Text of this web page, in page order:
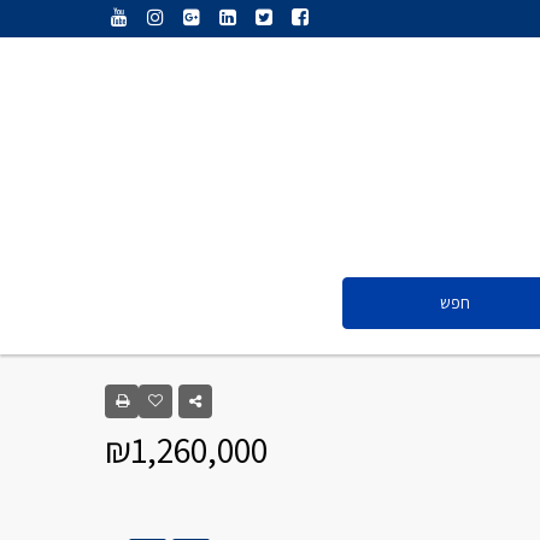
חפש
₪1,260,000